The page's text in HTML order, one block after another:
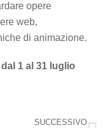
opere
web,
di animazione.
1 al 31 luglio
SUCCESSIVO